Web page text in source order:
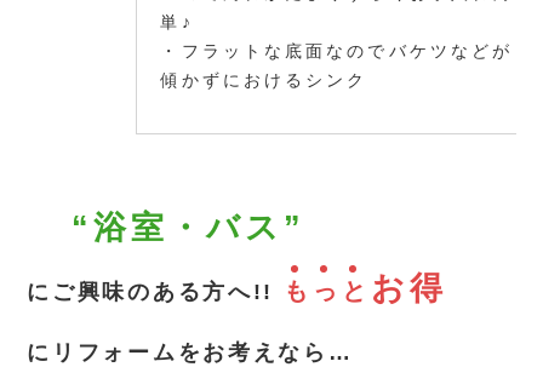
単♪
・フラットな底面なのでバケツなどが
傾かずにおけるシンク
“浴室・バス”
にご興味のある方へ!! も っ と お得
にリフォームをお考えなら…